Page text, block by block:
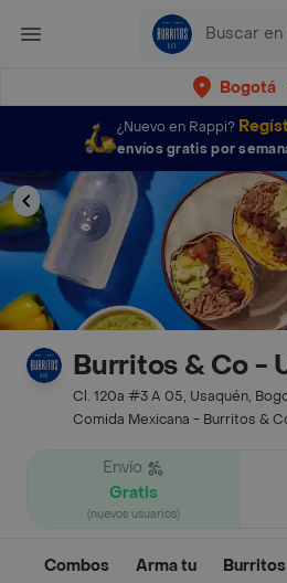
Bogotá
¿Nuevo en Rappi?
envíos gratis por
Burritos & Co -
Cl. 120a #3 A 05, Usaquén,
Comida Mexicana - Burritos &
Envío
Gratis
(nuevos usuarios)
Combos Arma tu Burritos